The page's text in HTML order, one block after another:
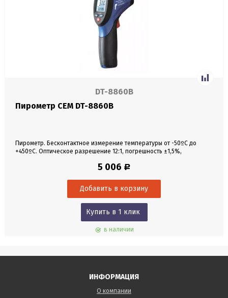
DT-8860B
Пирометр CEM DT-8860B
Пирометр. Бесконтактное измерение температуры от -50ºC до
+450ºC. Оптическое разрешение 12:1, погрешность ±1,5%,
5 006 Р
Купить в 1 клик
в наличии
ИНФОРМАЦИЯ
О компании